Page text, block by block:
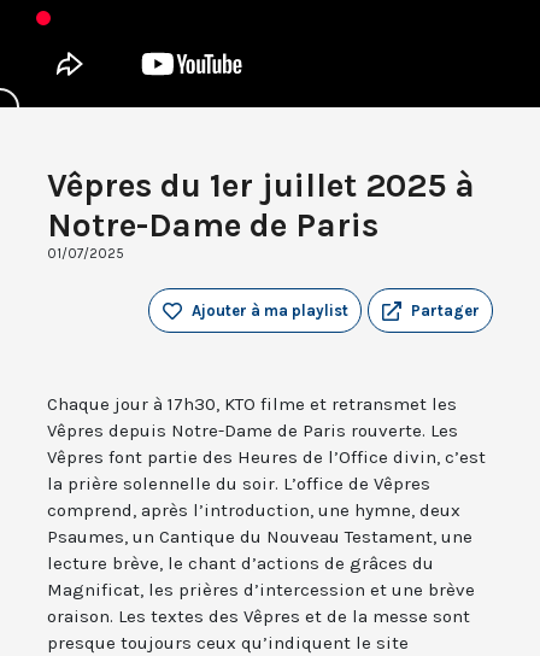
Vêpres du 1er juillet 2025 à
Notre-Dame de Paris
01/07/2025
Partager
Ajouter à ma playlist
Chaque jour à 17h30, KTO filme et retransmet les
Vêpres depuis Notre-Dame de Paris rouverte. Les
Vêpres font partie des Heures de l’Office divin, c’est
la prière solennelle du soir. L’office de Vêpres
comprend, après l’introduction, une hymne, deux
Psaumes, un Cantique du Nouveau Testament, une
lecture brève, le chant d’actions de grâces du
Magnificat, les prières d’intercession et une brève
oraison. Les textes des Vêpres et de la messe sont
presque toujours ceux qu’indiquent le site